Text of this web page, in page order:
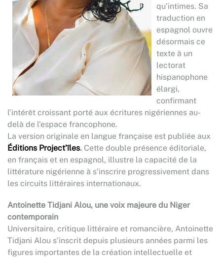
qu’intimes. Sa
traduction en
espagnol ouvre
désormais ce
texte à un
lectorat
hispanophone
élargi,
confirmant
l’intérêt croissant porté aux écritures nigériennes au-
delà de l’espace francophone.
La version originale en langue française est publiée aux
Éditions Project’îles. Cette double présence éditoriale,
en français et en espagnol, illustre la capacité de la
littérature nigérienne à s’inscrire progressivement dans
les circuits littéraires internationaux.
Antoinette Tidjani Alou, une voix majeure du Niger
contemporain
Universitaire, critique littéraire et romancière, Antoinette
Tidjani Alou s’inscrit depuis plusieurs années parmi les
figures importantes de la création intellectuelle et